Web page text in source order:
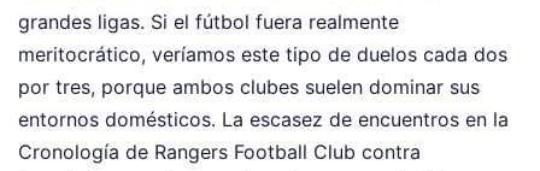
grandes ligas. Si el fútbol fuera realmente
meritocrático, veríamos este tipo de duelos cada dos
por tres, porque ambos clubes suelen dominar sus
entornos domésticos. La escasez de encuentros en la
Cronología de Rangers Football Club contra